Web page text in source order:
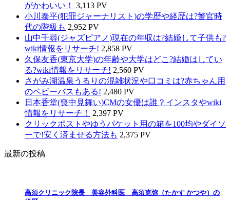
がかわいい！
3,113 PV
小川泰平(犯罪ジャーナリスト)の学歴や経歴は?警官時
代の階級も 2,952 PV
山中千尋(ジャズピアノ)現在の年収は?結婚して子供も?
wiki情報をリサーチ! 2,858 PV
久保友香(東京大学)の年齢や大学はどこ?結婚はしてい
る?wiki情報をリサーチ! 2,560 PV
さがみ湖温泉うるりの混雑状況や口コミは?赤ちゃん用
のベビーバスもある! 2,480 PV
日本香堂(喪中見舞い)CMの女優は誰？インスタやwiki
情報をリサーチ！
2,397 PV
クリックポストやゆうパケット用の箱を100均やダイソ
ーで!安く済ませる方法も 2,375 PV
最新の投稿
高須クリニック院長 美容外科医 高須克弥（たかす かつや）の